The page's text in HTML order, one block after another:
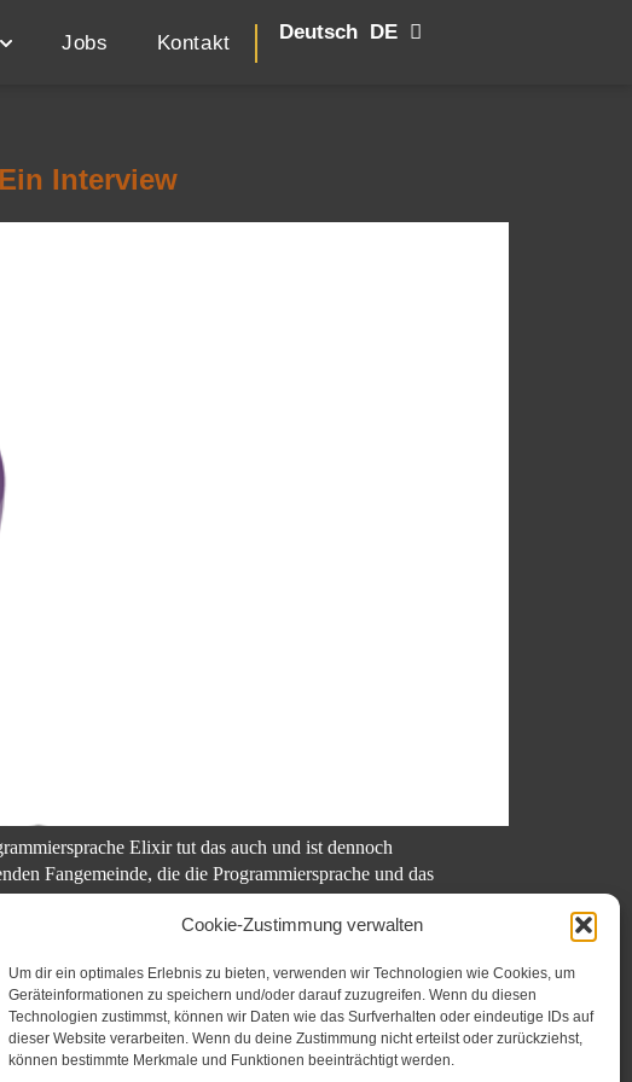
Cookie-Zustimmung verwalten
Um dir ein optimales Erlebnis zu bieten, verwenden wir Technologien wie Cookies, um
Geräteinformationen zu speichern und/oder darauf zuzugreifen. Wenn du diesen
Technologien zustimmst, können wir Daten wie das Surfverhalten oder eindeutige IDs auf
dieser Website verarbeiten. Wenn du deine Zustimmung nicht erteilst oder zurückziehst,
können bestimmte Merkmale und Funktionen beeinträchtigt werden.
Jobs Kontakt Deutsch DE
English EN
Interview
Elixir tut das auch und ist dennoch
Fangemeinde, die die Programmiersprache und das
geschrieben in Elixir. Go check it out!